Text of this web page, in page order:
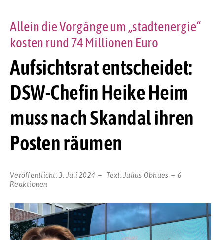
Aufsichtsrat entscheidet:
DSW-Chefin Heike Heim
muss nach Skandal ihren
Posten räumen
Allein die Vorgänge um „stadtenergie“
kosten rund 74 Millionen Euro
Veröffentlicht:3. Juli 2024 Text: Julius Obhues
6
Reaktionen